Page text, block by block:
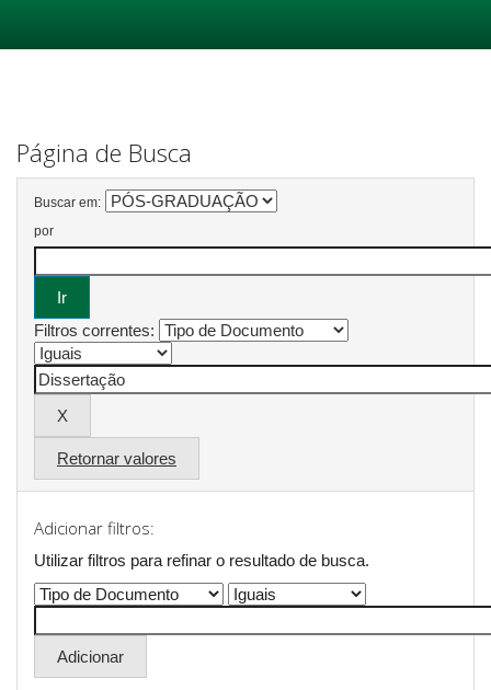
Página de Busca
Buscar em:
por
Filtros correntes:
Retornar valores
Adicionar filtros:
Utilizar filtros para refinar o resultado de busca.